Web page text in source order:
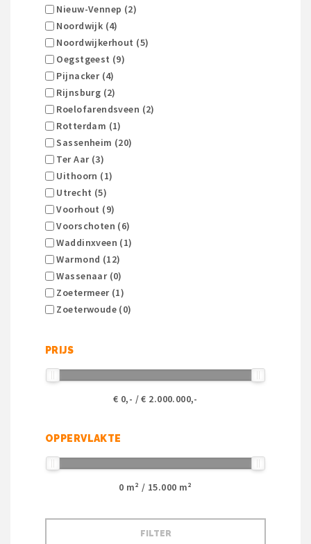
Nieuw-Vennep (2)
Noordwijk (4)
Noordwijkerhout (5)
Oegstgeest (9)
Pijnacker (4)
Rijnsburg (2)
Roelofarendsveen (2)
Rotterdam (1)
Sassenheim (20)
Ter Aar (3)
Uithoorn (1)
Utrecht (5)
Voorhout (9)
Voorschoten (6)
Waddinxveen (1)
Warmond (12)
Wassenaar (0)
Zoetermeer (1)
Zoeterwoude (0)
PRIJS
€ 0,- / € 2.000.000,-
OPPERVLAKTE
0 m² / 15.000 m²